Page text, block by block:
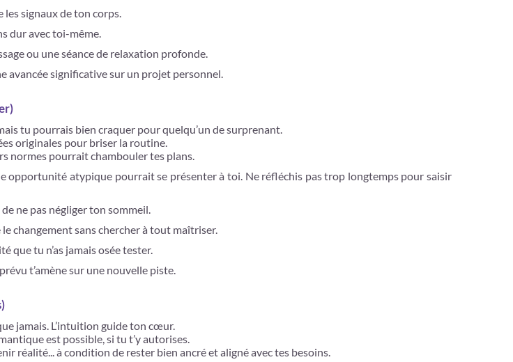
les signaux de ton corps.
dur avec toi-même.
ou une séance de relaxation profonde.
avancée significative sur un projet personnel.
tu pourrais bien craquer pour quelqu’un de surprenant.
originales pour briser la routine.
normes pourrait chambouler tes plans.
opportunité atypique pourrait se présenter à toi. Ne réfléchis pas trop longtemps pour saisir
ne pas négliger ton sommeil.
changement sans chercher à tout maîtriser.
que tu n’as jamais osée tester.
t’amène sur une nouvelle piste.
jamais. L’intuition guide ton cœur.
est possible, si tu t’y autorises.
réalité... à condition de rester bien ancré et aligné avec tes besoins.